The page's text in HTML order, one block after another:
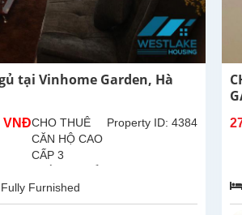
tại Vinhome Garden, Hà
VNĐ Property ID: 4384
CHO THUÊ
CĂN HỘ CAO
CẤP 3
– VINHOMES
GARDENIA
Fully Furnished